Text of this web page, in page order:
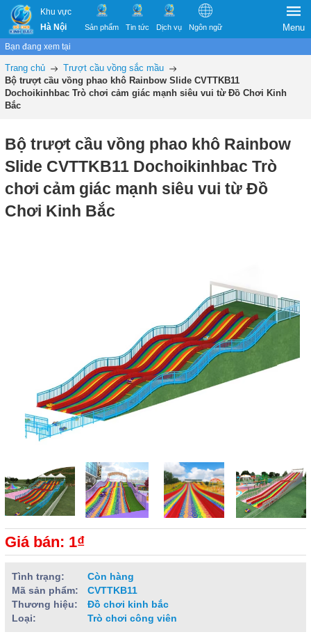
Khu vực
Hà Nội
Sản phẩm Tin tức Dịch vụ Ngôn ngữ Menu
Bạn đang xem tại
Trang chủ
Trượt cầu vồng sắc mầu
Bộ trượt cầu vồng phao khô Rainbow Slide CVTTKB11
Dochoikinhbac Trò chơi cảm giác mạnh siêu vui từ Đồ Chơi Kinh
Bắc
Bộ trượt cầu vồng phao khô Rainbow
Slide CVTTKB11 Dochoikinhbac Trò
chơi cảm giác mạnh siêu vui từ Đồ
Chơi Kinh Bắc
Giá bán: 1₫
Tình trạng:
Còn hàng
Mã sản phẩm:
CVTTKB11
Thương hiệu:
Đồ chơi kinh bắc
Loại:
Trò chơi công viên